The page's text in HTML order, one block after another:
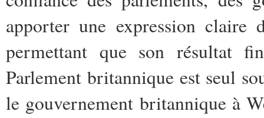
apporter une expression claire
permettant que son résultat
Parlement britannique est seul
le gouvernement britannique à